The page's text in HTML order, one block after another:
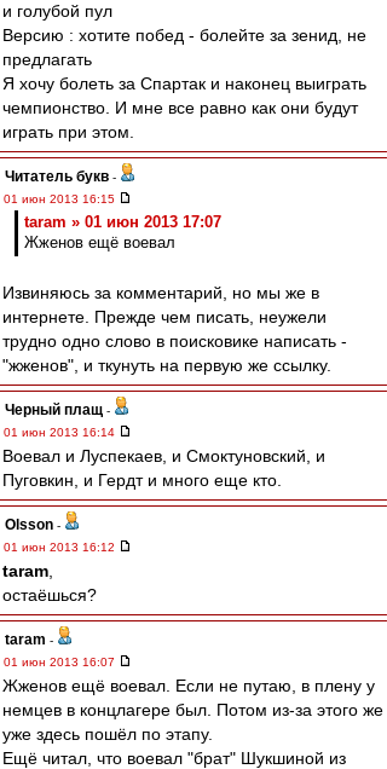
и голубой пул
Версию : хотите побед - болейте за зенид, не
предлагать
Я хочу болеть за Спартак и наконец выиграть
чемпионство. И мне все равно как они будут
играть при этом.
Читатель букв -
01 июн 2013 16:15
taram » 01 июн 2013 17:07
Жженов ещё воевал
Извиняюсь за комментарий, но мы же в
интернете. Прежде чем писать, неужели
трудно одно слово в поисковике написать -
"жженов", и ткунуть на первую же ссылку.
Черный плащ -
01 июн 2013 16:14
Воевал и Луспекаев, и Смоктуновский, и
Пуговкин, и Гердт и много еще кто.
Olsson -
01 июн 2013 16:12
taram
остаёшься?
taram -
01 июн 2013 16:07
Жженов ещё воевал. Если не путаю, в плену у
немцев в концлагере был. Потом из-за этого же
уже здесь пошёл по этапу.
Ещё читал, что воевал "брат" Шукшиной из